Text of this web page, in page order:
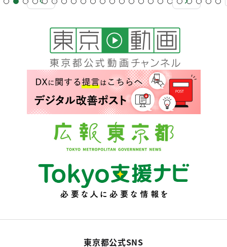
東京都公式SNS